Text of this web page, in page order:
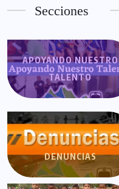
Secciones
APOYANDO NUESTRO
TALENTO
DENUNCIAS